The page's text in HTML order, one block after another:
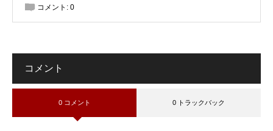
コメント: 0
コメント
0 コメント 0 トラックバック